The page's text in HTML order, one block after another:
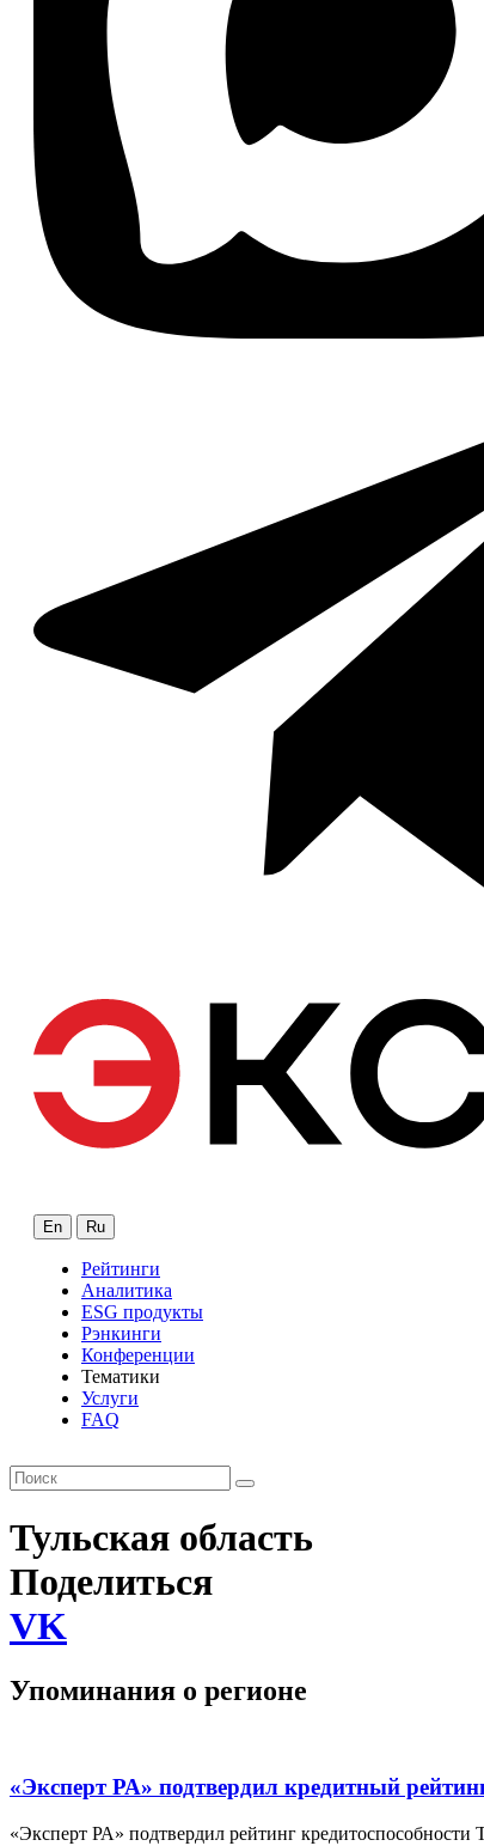
En Ru
Рейтинги
Аналитика
ESG продукты
Рэнкинги
Конференции
Тематики
Услуги
FAQ
Тульская область
Поделиться
VK
Упоминания о регионе
«Эксперт РА» подтвердил кредитный
«Эксперт РА» подтвердил рейтинг